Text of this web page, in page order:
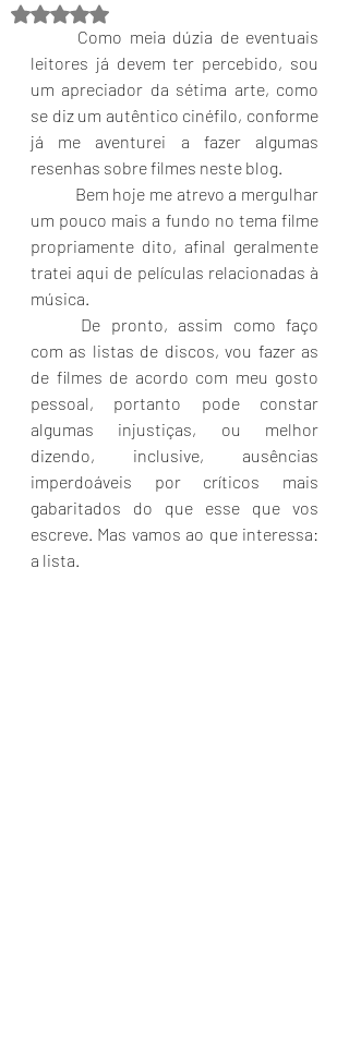
Avaliado com NaN de 5 estrelas.
leitores já devem ter percebido, sou
um apreciador da sétima arte, como
se diz um autêntico cinéfilo, conforme
já me aventurei a fazer algumas
resenhas sobre filmes neste blog.
um pouco mais a fundo no tema filme
propriamente dito, afinal geralmente
tratei aqui de películas relacionadas à
música.
com as listas de discos, vou fazer as
de filmes de acordo com meu gosto
pessoal, portanto pode constar
algumas injustiças, ou melhor
dizendo, inclusive, ausências
imperdoáveis por críticos mais
gabaritados do que esse que vos
escreve. Mas vamos ao que interessa:
a lista.